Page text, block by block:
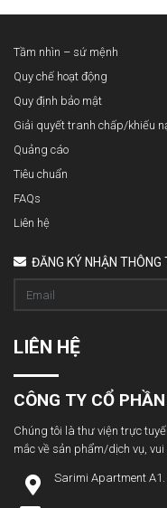
Tầm nhìn – sứ mệnh
Quy chế hoạt động
Quy định bảo mật
Giải quyết tranh chấp/khiếu
Quảng cáo
Tiêu chuẩn
FAQs
Liên hệ
ĐĂNG KÝ NHẬN THÔNG
LIÊN HỆ
CÔNG TY CỔ
Chúng tôi là thư viện trực
mắc về sản phẩm/dịch vụ,
Sarimi Apartment A1.